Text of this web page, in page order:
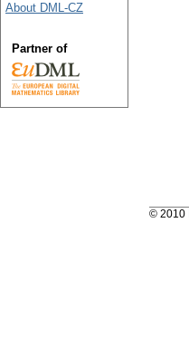
About DML-CZ
Partner of
© 2010